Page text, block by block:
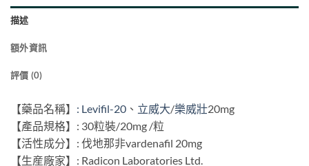
描述
額外資訊
評價 (0)
【藥品名稱】 : Levifil-20 、 立威大/樂威壯20mg
【產品規格】: 30粒裝/20mg /粒
【活性成分】: 伐地那非vardenafil 20mg
【生産廠家】: Radicon Laboratories Ltd.